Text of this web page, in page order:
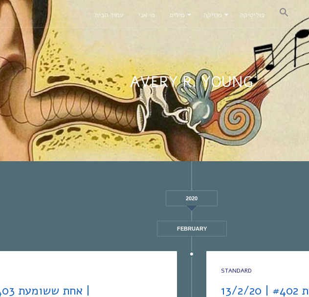
עמוד הבית מי אני מילים מוזיקה פוליטיקה
AVERY R. YOUNG
2020
FEBRUARY
STANDARD
אחת ששומעת #402 | 13/2/20 | Up on the